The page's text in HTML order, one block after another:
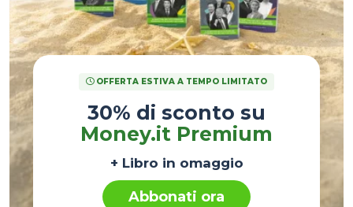
OFFERTA ESTIVA A TEMPO LIMITATO
30% di sconto su
Money.it Premium
+ Libro in omaggio
Abbonati ora